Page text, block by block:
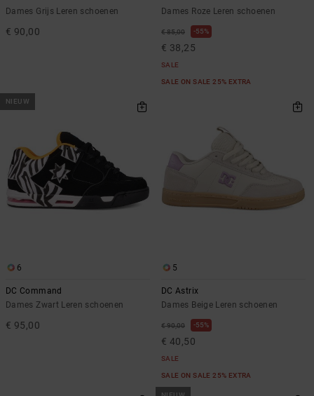
Dames Grijs Leren schoenen
€ 90,00
Dames Roze Leren schoenen
€ 85,00 55%
€ 38,25
SALE
SALE ON SALE 25% EXTRA
NIEUW
6
DC Command
Dames Zwart Leren schoenen
€ 95,00
5
DC Astrix
Dames Beige Leren schoenen
€ 90,00 55%
€ 40,50
SALE
SALE ON SALE 25% EXTRA